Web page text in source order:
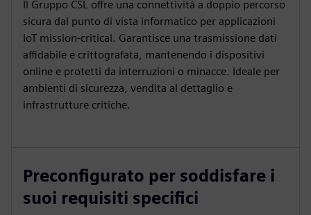
Il Gruppo CSL offre una connettività a doppio percorso
sicura dal punto di vista informatico per applicazioni
IoT mission-critical. Garantisce una trasmissione dati
affidabile e crittografata, mantenendo i dispositivi
online e protetti da interruzioni o minacce. Ideale per
ambienti di sicurezza, vendita al dettaglio e
infrastrutture critiche.
Preconfigurato per soddisfare i
suoi requisiti specifici